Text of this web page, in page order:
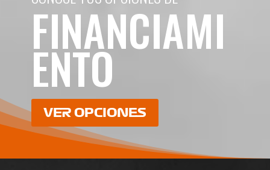
FINANCIAMI
ENTO
VER OPCIONES